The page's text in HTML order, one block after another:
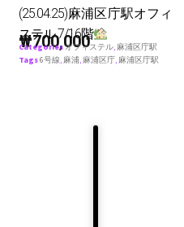
(25.04.25)麻浦区庁駅オフィ
ステル 7/16階
₩700,000
Categoriesオフィステル 麻浦区庁駅
Tags6号線 麻浦 麻浦区庁 麻浦区庁駅